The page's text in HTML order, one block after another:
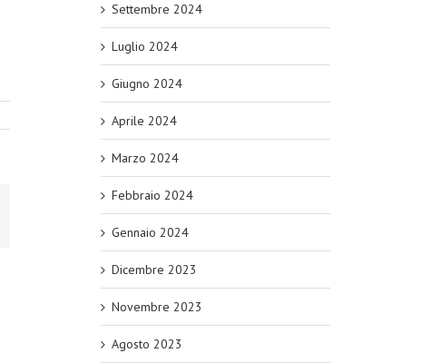
Settembre 2024
Luglio 2024
Giugno 2024
Aprile 2024
Marzo 2024
Febbraio 2024
Gennaio 2024
Dicembre 2023
Novembre 2023
Agosto 2023